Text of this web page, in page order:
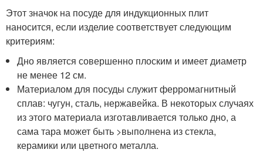
Этот значок на посуде для индукционных плит
наносится, если изделие соответствует следующим
критериям:
Дно является совершенно плоским и имеет диаметр
не менее 12 см.
Материалом для посуды служит ферромагнитный
сплав: чугун, сталь, нержавейка. В некоторых случаях
из этого материала изготавливается только дно, а
сама тара может быть >выполнена из стекла,
керамики или цветного металла.